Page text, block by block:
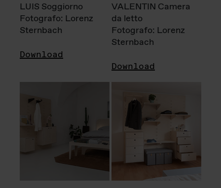
LUIS Soggiorno
Fotografo: Lorenz
Sternbach
Download
VALENTIN Camera
da letto
Fotografo: Lorenz
Sternbach
Download